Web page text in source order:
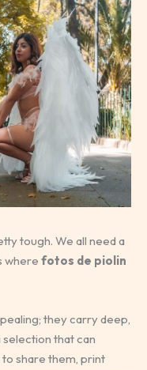
tough. We all need a
where fotos de piolin
they carry deep,
selection that can
share them, print